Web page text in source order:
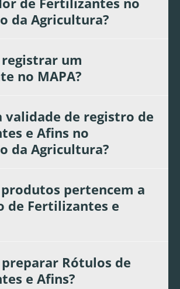
da Agricultura?
um
no MAPA?
validade de registro de
e Afins no
da Agricultura?
pertencem a
de Fertilizantes e
Rótulos de
e Afins?